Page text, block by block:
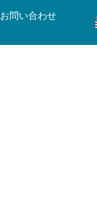
お問い合わせ